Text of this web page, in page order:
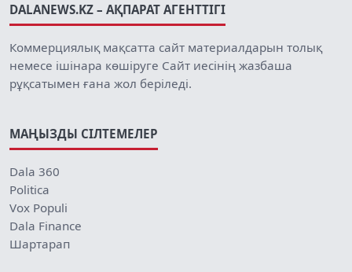
DALANEWS.KZ – АҚПАРАТ АГЕНТТІГІ
Коммерциялық мақсатта сайт материалдарын толық
немесе ішінара көшіруге Сайт иесінің жазбаша
рұқсатымен ғана жол беріледі.
МАҢЫЗДЫ СІЛТЕМЕЛЕР
Dala 360
Politica
Vox Populi
Dala Finance
Шартарап